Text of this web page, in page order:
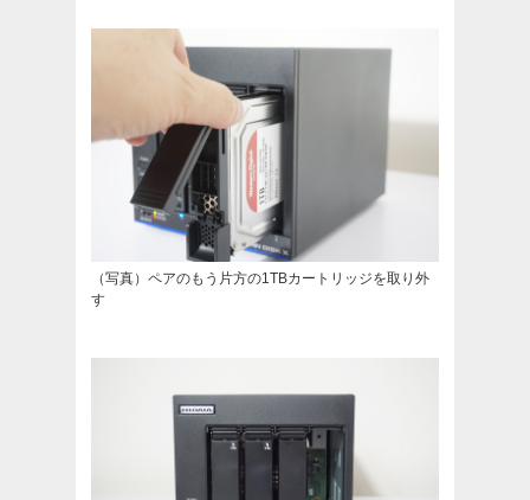
（写真）ペアのもう片方の1TBカートリッジを取り外
す